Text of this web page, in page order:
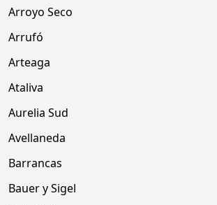
Arroyo Seco
Arrufó
Arteaga
Ataliva
Aurelia Sud
Avellaneda
Barrancas
Bauer y Sigel